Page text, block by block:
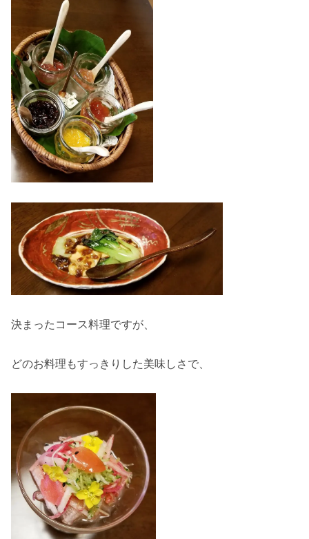
決まったコース料理ですが、
どのお料理もすっきりした美味しさで、